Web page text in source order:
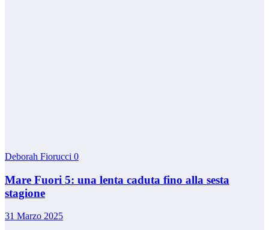
Deborah Fiorucci 0
Mare Fuori 5: una lenta caduta fino alla sesta
stagione
31 Marzo 2025